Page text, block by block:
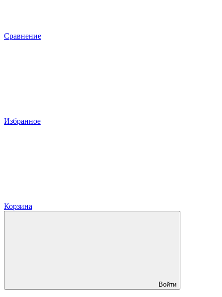
Сравнение
Избранное
Корзина
Войти